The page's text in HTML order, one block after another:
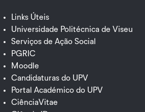
Links Úteis
Universidade Politécnica de Viseu
Serviços de Ação Social
PGRIC
Moodle
Candidaturas do UPV
Portal Académico do UPV
CiênciaVitae